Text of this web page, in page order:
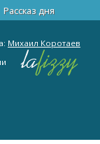
Рассказ дня
Михаил Коротаев